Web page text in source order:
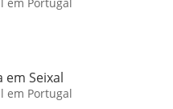
em Seixal
em Portugal